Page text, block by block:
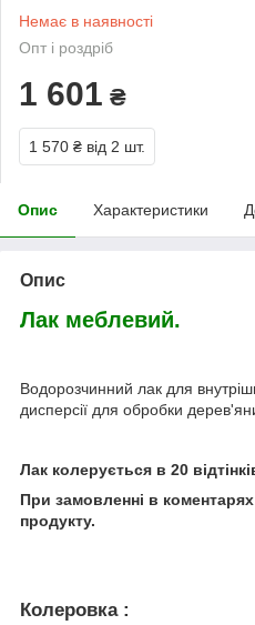
Немає в наявності
Опт і роздріб
1 601 ₴
1 570 ₴ від 2 шт.
Опис Характеристики
Опис
Лак меблевий.
Водорозчинний лак для
дисперсії для обробки
Лак колерується в 20
При замовленні в коментарях
продукту.
Колеровка :